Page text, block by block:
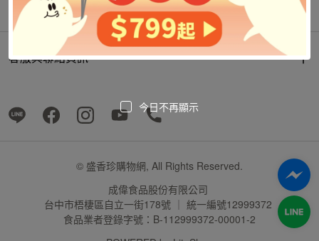
客服與聯絡資訊
© 盛香珍購物網, All Rights Reserved.
成偉食品股份有限公司
台中市梧棲區自立一街178號 ｜ 統一編號12999372
食品業者登錄字號：B-112999372-00001-2
今日不再顯示